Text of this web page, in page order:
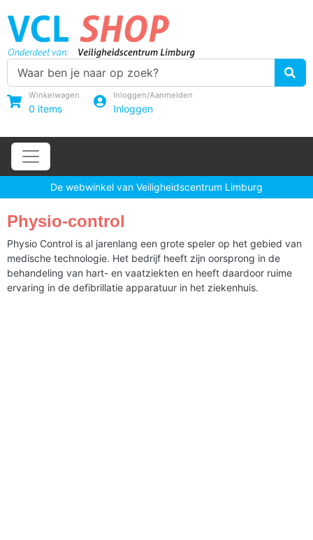
Winkelwagen
0 items
Inloggen/Aanmelden
Inloggen
De webwinkel van Veiligheidscentrum Limburg
Physio-control
Physio Control is al jarenlang een grote speler op het gebied van
medische technologie. Het bedrijf heeft zijn oorsprong in de
behandeling van hart- en vaatziekten en heeft daardoor ruime
ervaring in de defibrillatie apparatuur in het ziekenhuis.